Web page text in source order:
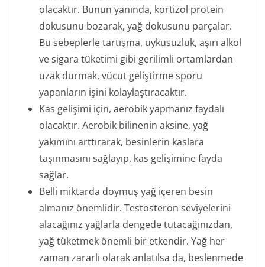
olacaktır. Bunun yanında, kortizol protein
dokusunu bozarak, yağ dokusunu parçalar.
Bu sebeplerle tartışma, uykusuzluk, aşırı alkol
ve sigara tüketimi gibi gerilimli ortamlardan
uzak durmak, vücut geliştirme sporu
yapanların işini kolaylaştıracaktır.
Kas gelişimi için, aerobik yapmanız faydalı
olacaktır. Aerobik bilinenin aksine, yağ
yakımını arttırarak, besinlerin kaslara
taşınmasını sağlayıp, kas gelişimine fayda
sağlar.
Belli miktarda doymuş yağ içeren besin
almanız önemlidir. Testosteron seviyelerini
alacağınız yağlarla dengede tutacağınızdan,
yağ tüketmek önemli bir etkendir. Yağ her
zaman zararlı olarak anlatılsa da, beslenmede